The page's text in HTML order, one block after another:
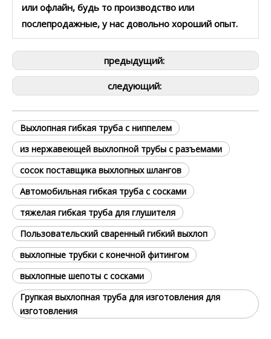
или офлайн, будь то производство или
послепродажные, у нас довольно хороший опыт.
предыдущий:
следующий:
Выхлопная гибкая труба с ниппелем
из нержавеющей выхлопной трубы с разъемами
сосок поставщика выхлопных шлангов
Автомобильная гибкая труба с сосками
тяжелая гибкая труба для глушителя
Пользовательский сваренный гибкий выхлоп
выхлопные трубки с конечной фитингом
выхлопные шепоты с сосками
Групкая выхлопная труба для изготовления для
изготовления